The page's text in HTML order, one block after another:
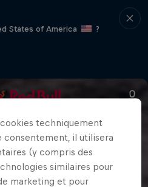
States of America
?
techniquement
consentement, il utilisera
(y compris des
similaires pour
marketing et pour